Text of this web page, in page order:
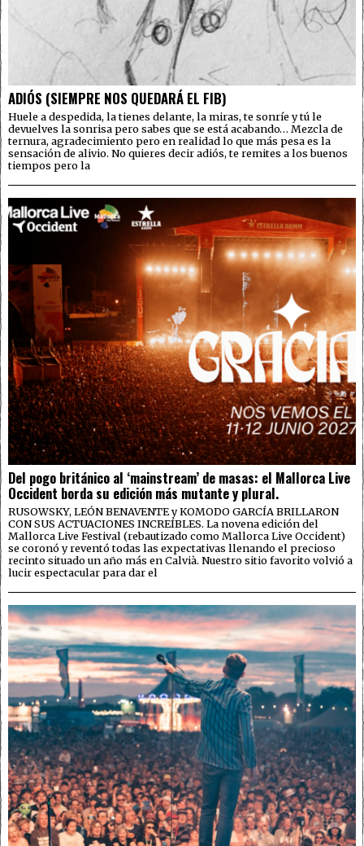
ADIÓS (SIEMPRE NOS QUEDARÁ EL FIB)
Huele a despedida, la tienes delante, la miras, te sonríe y tú le
devuelves la sonrisa pero sabes que se está acabando… Mezcla de
ternura, agradecimiento pero en realidad lo que más pesa es la
sensación de alivio. No quieres decir adiós, te remites a los buenos
tiempos pero la
Del pogo británico al ‘mainstream’ de masas: el Mallorca Live
Occident borda su edición más mutante y plural.
RUSOWSKY, LEÓN BENAVENTE y KOMODO GARCÍA BRILLARON
CON SUS ACTUACIONES INCREÍBLES. La novena edición del
Mallorca Live Festival (rebautizado como Mallorca Live Occident)
se coronó y reventó todas las expectativas llenando el precioso
recinto situado un año más en Calvià. Nuestro sitio favorito volvió a
lucir espectacular para dar el